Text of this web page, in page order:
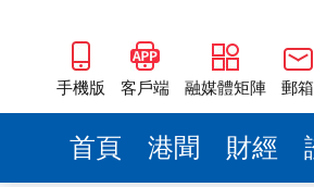
手機版 客戶端 融媒體矩陣 郵箱
首頁 港聞 財經
2025年海
山東26戶
瀋陽鐵西